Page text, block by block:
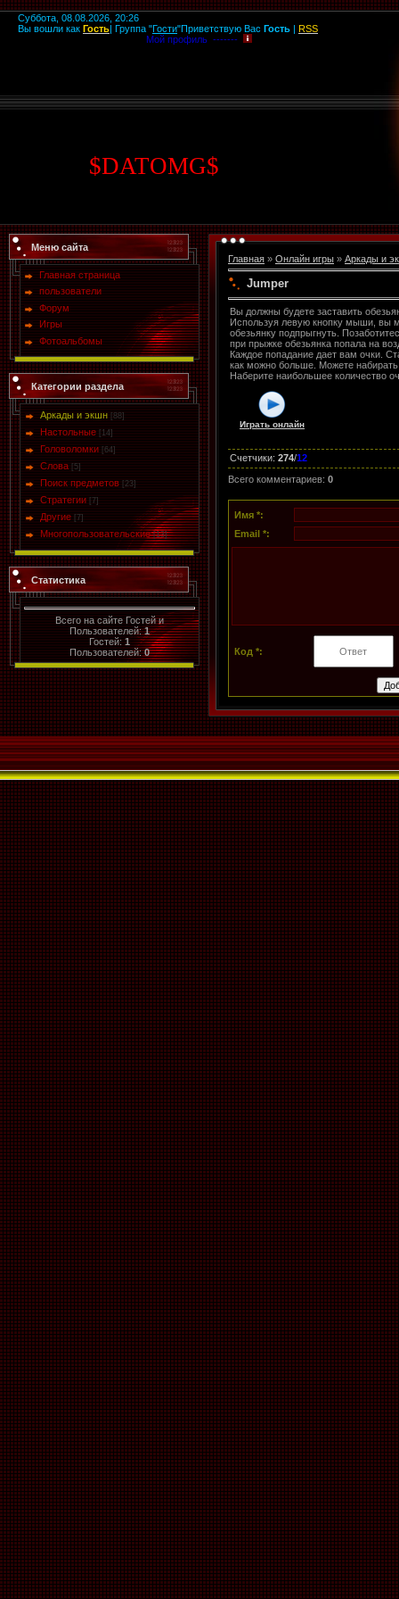
Суббота, 08.08.2026, 20:26
Вы вошли как Гость| Группа "Гости"Приветствую Вас Гость | RSS
Мой профиль -------
$DATOMG$
Меню сайта
Главная страница
пользователи
Форум
Игры
Фотоальбомы
Категории раздела
Аркады и экшн [88]
Настольные [14]
Головоломки [64]
Слова [5]
Поиск предметов [23]
Стратегии [7]
Другие [7]
Многопользовательские [13]
Статистика
Всего на сайте Гостей и
Пользователей:1
Гостей:1
Пользователей:0
Главная » Онлайн игры » Аркады и
Jumper
Вы должны будете заставить
Используя левую кнопку мыши, вы
обезьянку подпрыгнуть.
при прыжке обезьянка попала на
Каждое попадание дает вам очки.
как можно больше. Можете
Наберите наибольшее количество
Играть онлайн
Счетчики: 274/12
Всего комментариев: 0
Имя *:
Email *:
Код *: